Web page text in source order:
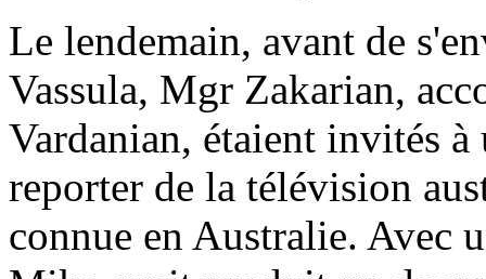
Le lendemain, avant de
Vassula, Mgr Zakarian,
Vardanian, étaient invités
reporter de la télévision
connue en Australie. Avec